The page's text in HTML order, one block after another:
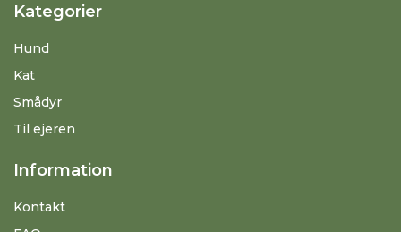
Kategorier
Hund
Kat
Smådyr
Til ejeren
Information
Kontakt